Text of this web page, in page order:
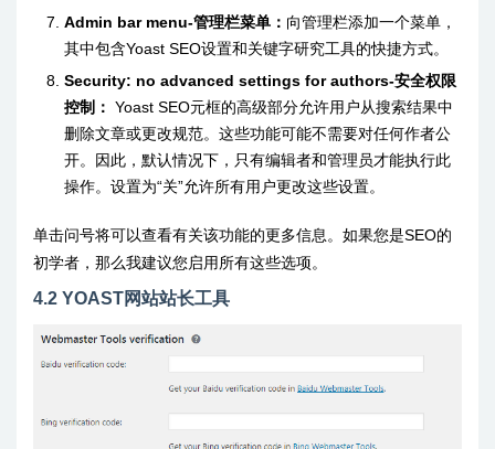
Admin bar menu-管理栏菜单： 向管理栏添加一个菜单，
其中包含Yoast SEO设置和关键字研究工具的快捷方式。
Security: no advanced settings for authors-安全权限
控制： Yoast SEO元框的高级部分允许用户从搜索结果中
删除文章或更改规范。这些功能可能不需要对任何作者公
开。因此，默认情况下，只有编辑者和管理员才能执行此
操作。设置为“关”允许所有用户更改这些设置。
单击问号将可以查看有关该功能的更多信息。如果您是SEO的
初学者，那么我建议您启用所有这些选项。
4.2 YOAST网站站长工具